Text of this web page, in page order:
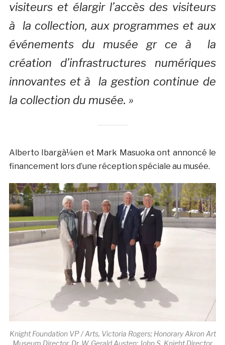
visiteurs et élargir l’accès des visiteurs
à la collection, aux programmes et aux
événements du musée gr ce à la
création d’infrastructures numériques
innovantes et à la gestion continue de
la collection du musée. »
Alberto Ibargà¼en et Mark Masuoka ont annoncé le
financement lors d’une réception spéciale au musée.
Knight Foundation VP / Arts, Victoria Rogers; Honorary Akron Art
Museum Director, Dr. W. Gerald Austen; John S. Knight Director